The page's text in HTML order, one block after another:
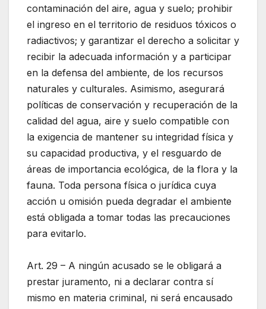
contaminación del aire, agua y suelo; prohibir
el ingreso en el territorio de residuos tóxicos o
radiactivos; y garantizar el derecho a solicitar y
recibir la adecuada información y a participar
en la defensa del ambiente, de los recursos
naturales y culturales. Asimismo, asegurará
políticas de conservación y recuperación de la
calidad del agua, aire y suelo compatible con
la exigencia de mantener su integridad física y
su capacidad productiva, y el resguardo de
áreas de importancia ecológica, de la flora y la
fauna. Toda persona física o jurídica cuya
acción u omisión pueda degradar el ambiente
está obligada a tomar todas las precauciones
para evitarlo.
Art. 29 – A ningún acusado se le obligará a
prestar juramento, ni a declarar contra sí
mismo en materia criminal, ni será encausado